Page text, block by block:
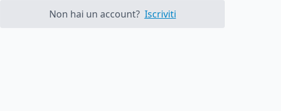
Non hai un account? Iscriviti